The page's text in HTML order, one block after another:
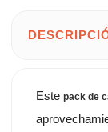
Estepack de